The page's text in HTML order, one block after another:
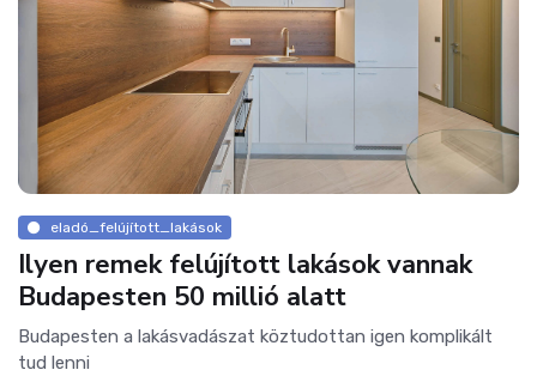
eladó_felújított_lakások
Ilyen remek felújított lakások vannak
Budapesten 50 millió alatt
Budapesten a lakásvadászat köztudottan igen komplikált
tud lenni